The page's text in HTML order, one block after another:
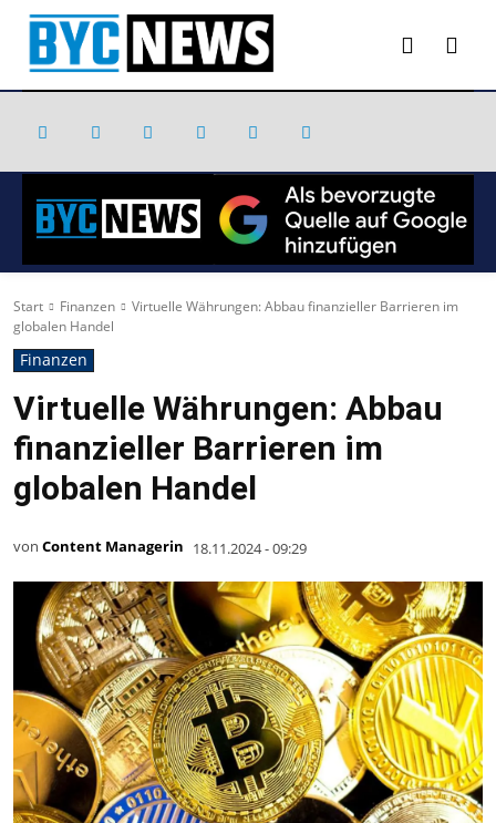
Start Finanzen
Virtuelle Währungen: Abbau finanzieller Barrieren im
globalen Handel
Finanzen
Virtuelle Währungen: Abbau
finanzieller Barrieren im
globalen Handel
von Content Managerin 18.11.2024 - 09:29